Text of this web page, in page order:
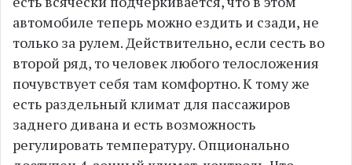
автомобиле теперь можно ездить и сзади, не
только за рулем. Действительно, если сесть во
второй ряд, то человек любого телосложения
почувствует себя там комфортно. К тому же
есть раздельный климат для пассажиров
заднего дивана и есть возможность
регулировать температуру. Опционально